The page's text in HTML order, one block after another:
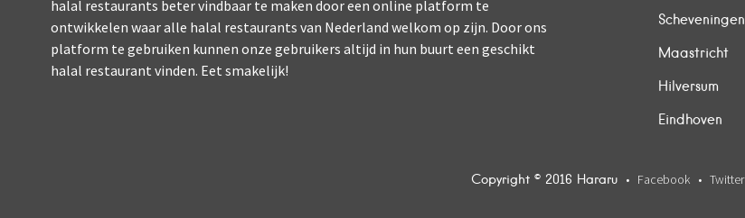
halal restaurants beter vindbaar te maken door een online platform te
ontwikkelen waar alle halal restaurants van Nederland welkom op zijn. Door ons
platform te gebruiken kunnen onze gebruikers altijd in hun buurt een geschikt
halal restaurant vinden. Eet smakelijk!
Scheveningen
Maastricht
Hilversum
Eindhoven
Copyright © 2016 Hararu Facebook Twitter